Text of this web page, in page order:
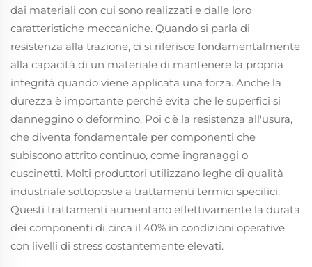
dai materiali con cui sono realizzati e dalle loro
caratteristiche meccaniche. Quando si parla di
resistenza alla trazione, ci si riferisce fondamentalmente
alla capacità di un materiale di mantenere la propria
integrità quando viene applicata una forza. Anche la
durezza è importante perché evita che le superfici si
danneggino o deformino. Poi c'è la resistenza all'usura,
che diventa fondamentale per componenti che
subiscono attrito continuo, come ingranaggi o
cuscinetti. Molti produttori utilizzano leghe di qualità
industriale sottoposte a trattamenti termici specifici.
Questi trattamenti aumentano effettivamente la durata
dei componenti di circa il 40% in condizioni operative
con livelli di stress costantemente elevati.